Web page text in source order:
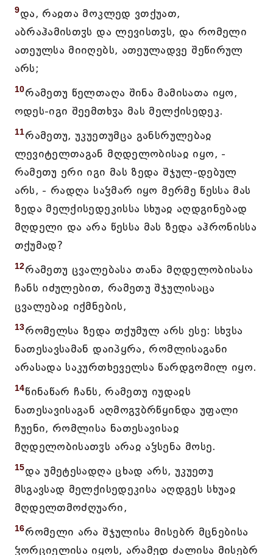
9და, რაჲთა მოკლედ ვთქუათ,
აბრაჰამისთჳს და ლევისთჳს, და რომელი
ათეულსა მიიღებს, ათეულადვე შეწირულ
არს;
10რამეთუ წელთაღა შინა მამისათა იყო,
ოდეს-იგი შეემთხჳა მას მელქისედეკ.
11რამეთუ, უკუეთუმცა განსრულებაჲ
ლევიტელთაგან მღდელობისაჲ იყო, -
რამეთუ ერი იგი მას ზედა შჯულ-დებულ
არს, - რადღა საჴმარ იყო მერმე წესსა მას
ზედა მელქისედეკისსა სხუაჲ აღდგინებად
მღდელი და არა წესსა მას ზედა აჰრონისსა
თქუმად?
12რამეთუ ცვალებასა თანა მღდელობისასა
ჩანს იძულებით, რამეთუ შჯულისაცა
ცვალებაჲ იქმნების,
13რომელსა ზედა თქუმულ არს ესე: სხჳსა
ნათესავსამან დაიპყრა, რომლისაგანი
არასადა საკურთხეველსა წარდგომილ იყო.
14წინაწარ ჩანს, რამეთუ იუდაჲს
ნათესავისაგან აღმოგჳბრწყინდა უფალი
ჩუენი, რომლისა ნათესავისაჲ
მღდელობისათჳს არაჲ აჴსენა მოსე.
15და უმეტესადღა ცხად არს, უკუეთუ
მსგავსად მელქისედეკისა აღდგეს სხუაჲ
მღდელთმოძღუარი,
16რომელი არა შჯულისა მისებრ მცნებისა
ჴორციელისა იყოს, არამედ ძალისა მისებრ